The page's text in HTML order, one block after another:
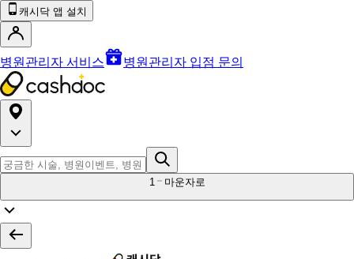
캐시닥 앱 설치
병원관리자 서비스 병원관리자 입점 문의
1 마운자로